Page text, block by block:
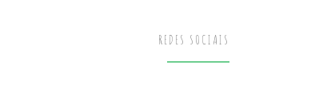
REDES SOCIAIS